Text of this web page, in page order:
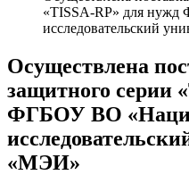
«TISSA-RP» для
исследовательский
Осуществлена
защитного серии
ФГБОУ ВО
«МЭИ»